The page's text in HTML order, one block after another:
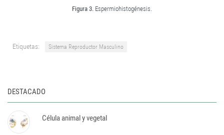
Figura 3. Espermiohistogénesis.
Etiquetas: Sistema Reproductor Masculino
DESTACADO
Célula animal y vegetal